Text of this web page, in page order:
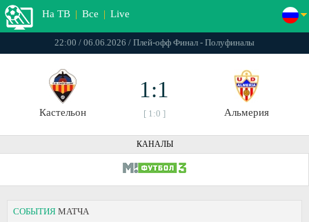
На ТВ | Все | Live
22:00 / 06.06.2026 / Плей-офф Финал - Полуфиналы
Кастельон
1:1
[ 1:0 ] Альмерия
КАНАЛЫ
СОБЫТИЯ МАТЧА